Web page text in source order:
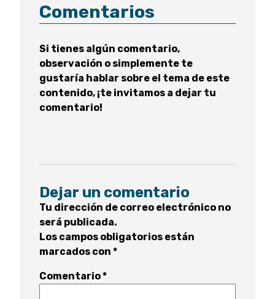
Comentarios
Si tienes algún comentario,
observación o simplemente te
gustaría hablar sobre el tema de este
contenido, ¡te invitamos a dejar tu
comentario!
Dejar un comentario
Tu dirección de correo electrónico no
será publicada.
Los campos obligatorios están
marcados con *
Comentario*